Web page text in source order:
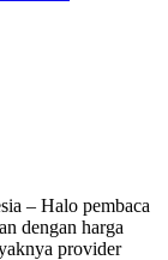
– Halo pembaca
dengan harga
provider